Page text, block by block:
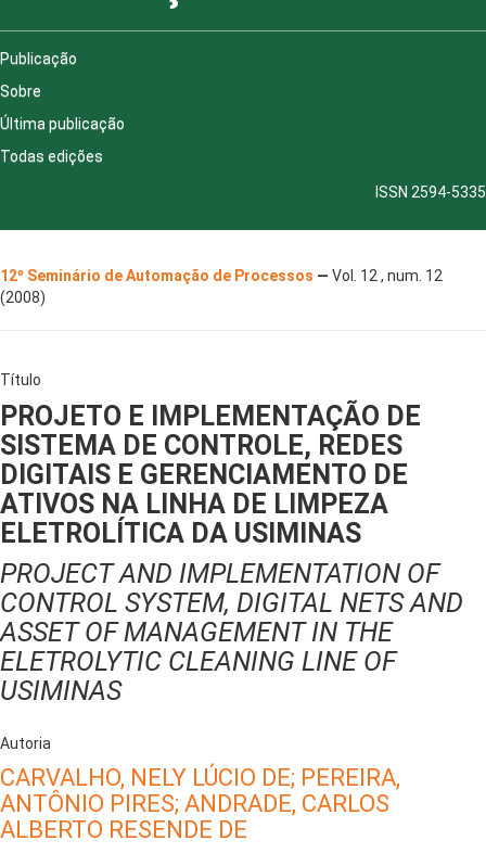
Publicação
Sobre
Última publicação
Todas edições
ISSN 2594-5335
12º Seminário de Automação de Processos — Vol. 12 , num. 12
(2008)
Título
PROJETO E IMPLEMENTAÇÃO DE
SISTEMA DE CONTROLE, REDES
DIGITAIS E GERENCIAMENTO DE
ATIVOS NA LINHA DE LIMPEZA
ELETROLÍTICA DA USIMINAS
PROJECT AND IMPLEMENTATION OF
CONTROL SYSTEM, DIGITAL NETS AND
ASSET OF MANAGEMENT IN THE
ELETROLYTIC CLEANING LINE OF
USIMINAS
Autoria
CARVALHO, NELY LÚCIO DE; PEREIRA,
ANTÔNIO PIRES; ANDRADE, CARLOS
ALBERTO RESENDE DE